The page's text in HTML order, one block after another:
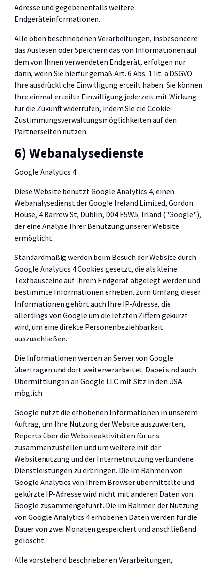
Adresse und gegebenenfalls weitere
Endgeräteinformationen.
Alle oben beschriebenen Verarbeitungen, insbesondere
das Auslesen oder Speichern das von Informationen auf
dem von Ihnen verwendeten Endgerät, erfolgen nur
dann, wenn Sie hierfür gemäß Art. 6 Abs. 1 lit. a DSGVO
Ihre ausdrückliche Einwilligung erteilt haben. Sie können
Ihre einmal erteilte Einwilligung jederzeit mit Wirkung
für die Zukunft widerrufen, indem Sie die Cookie-
Zustimmungsverwaltungsmöglichkeiten auf den
Partnerseiten nutzen.
6) Webanalysedienste
Google Analytics 4
Diese Website benutzt Google Analytics 4, einen
Webanalysedienst der Google Ireland Limited, Gordon
House, 4 Barrow St, Dublin, D04 E5W5, Irland ("Google"),
der eine Analyse Ihrer Benutzung unserer Website
ermöglicht.
Standardmäßig werden beim Besuch der Website durch
Google Analytics 4 Cookies gesetzt, die als kleine
Textbausteine auf Ihrem Endgerät abgelegt werden und
bestimmte Informationen erheben. Zum Umfang dieser
Informationen gehört auch Ihre IP-Adresse, die
allerdings von Google um die letzten Ziffern gekürzt
wird, um eine direkte Personenbeziehbarkeit
auszuschließen.
Die Informationen werden an Server von Google
übertragen und dort weiterverarbeitet. Dabei sind auch
Übermittlungen an Google LLC mit Sitz in den USA
möglich.
Google nutzt die erhobenen Informationen in unserem
Auftrag, um Ihre Nutzung der Website auszuwerten,
Reports über die Websiteaktivitäten für uns
zusammenzustellen und um weitere mit der
Websitenutzung und der Internetnutzung verbundene
Dienstleistungen zu erbringen. Die im Rahmen von
Google Analytics von Ihrem Browser übermittelte und
gekürzte IP-Adresse wird nicht mit anderen Daten von
Google zusammengeführt. Die im Rahmen der Nutzung
von Google Analytics 4 erhobenen Daten werden für die
Dauer von zwei Monaten gespeichert und anschließend
gelöscht.
Alle vorstehend beschriebenen Verarbeitungen,